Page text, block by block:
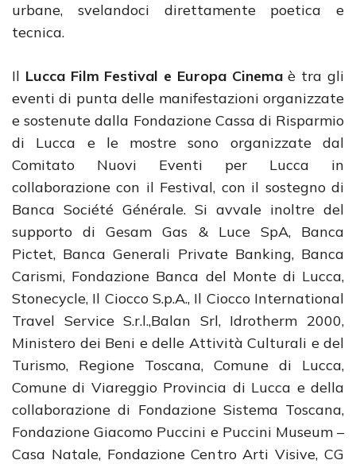
urbane, svelandoci direttamente poetica e
tecnica.
Il Lucca Film Festival e Europa Cinemaè tra gli
eventi di punta delle manifestazioni organizzate
e sostenute dalla Fondazione Cassa di Risparmio
di Lucca e le mostre sono organizzate dal
Comitato Nuovi Eventi per Lucca in
collaborazione con il Festival, con il sostegno di
Banca Société Générale. Si avvale inoltre del
supporto di Gesam Gas & Luce SpA, Banca
Pictet, Banca Generali Private Banking, Banca
Carismi, Fondazione Banca del Monte di Lucca,
Stonecycle, Il Ciocco S.p.A., Il Ciocco International
Travel Service S.r.l.,Balan Srl, Idrotherm 2000,
Ministero dei Beni e delle Attività Culturali e del
Turismo, Regione Toscana, Comune di Lucca,
Comune di Viareggio Provincia di Lucca e della
collaborazione di Fondazione Sistema Toscana,
Fondazione Giacomo Puccini e Puccini Museum –
Casa Natale, Fondazione Centro Arti Visive, CG